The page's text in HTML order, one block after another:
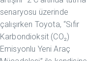
senaryosu üzerinde
çalışırken Toyota, “Sıfır
Karbondioksit (CO₂)
Emisyonlu Yeni Araç